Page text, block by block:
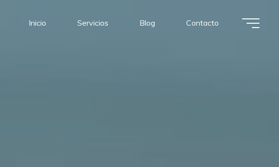
Inicio Servicios Blog Contacto